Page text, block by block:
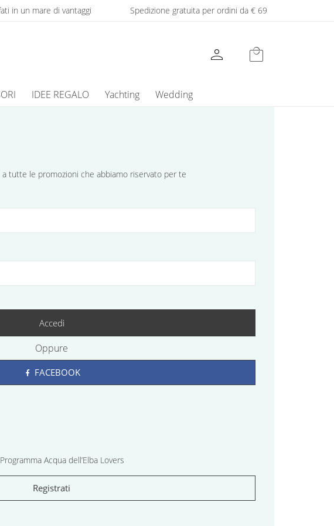
in un mare di vantaggi Spedizione gratuita per ordini da € 69
person local_mall
IDEE REGALO Yachting Wedding
tutte le promozioni che abbiamo riservato per te
Accedi
Oppure
FACEBOOK
Acqua dell’Elba Lovers
Registrati